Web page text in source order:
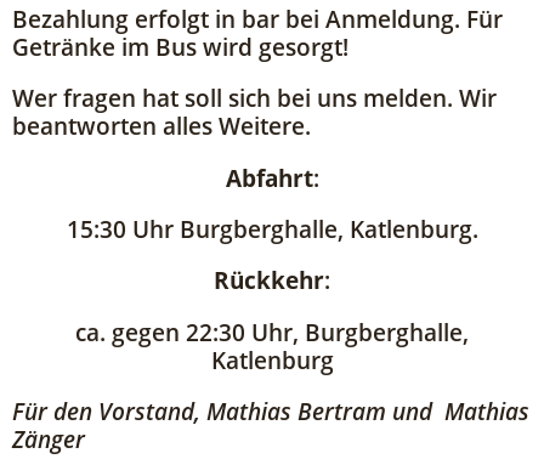
Bezahlung erfolgt in bar bei Anmeldung. Für
Getränke im Bus wird gesorgt!
Wer fragen hat soll sich bei uns melden. Wir
beantworten alles Weitere.
Abfahrt:
15:30 Uhr Burgberghalle, Katlenburg.
Rückkehr:
ca. gegen 22:30 Uhr, Burgberghalle,
Katlenburg
Für den Vorstand, Mathias Bertram und Mathias
Zänger